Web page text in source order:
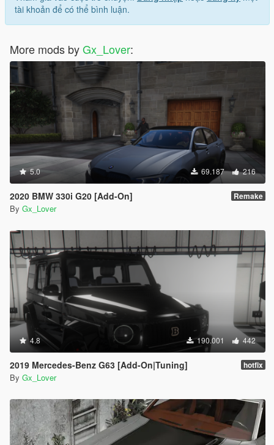
tài khoản để có thể bình luận.
More mods byGx_Lover:
5.0 69.187 216
2020 BMW 330i G20 [Add-On] Remake
By Gx_Lover
4.8 190.001 442
2019 Mercedes-Benz G63 [Add-On|Tuning] hotfix
By Gx_Lover